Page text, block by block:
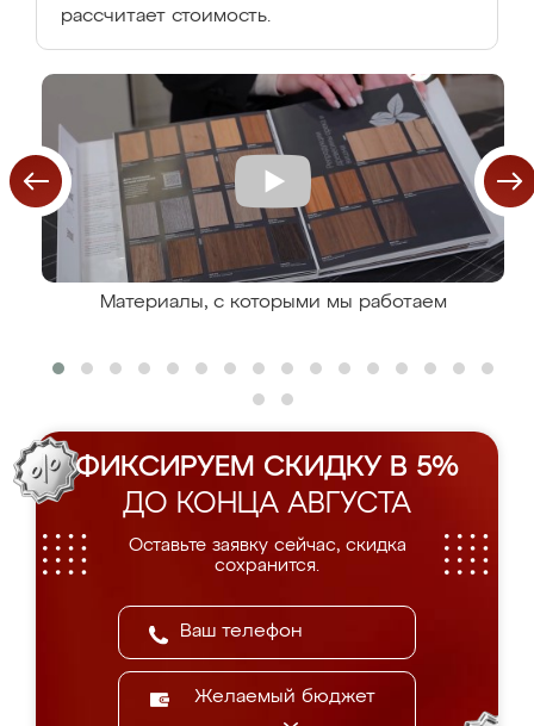
рассчитает стоимость.
Материалы, с которыми мы работаем
ФИКСИРУЕМ СКИДКУ В 5%
ДО КОНЦА АВГУСТА
Оставьте заявку сейчас, скидка
сохранится.
Желаемый бюджет